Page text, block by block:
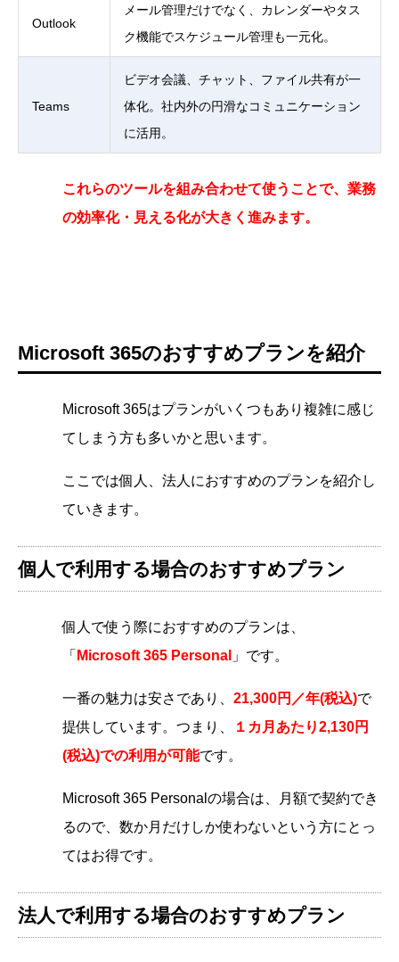
Outlook
メール管理だけでなく、カレンダーやタス
ク機能でスケジュール管理も一元化。
Teams
ビデオ会議、チャット、ファイル共有が一
体化。社内外の円滑なコミュニケーション
に活用。
これらのツールを組み合わせて使うことで、業務
の効率化・見える化が大きく進みます。
Microsoft 365のおすすめプランを紹介
Microsoft 365はプランがいくつもあり複雑に感じ
てしまう方も多いかと思います。
ここでは個人、法人におすすめのプランを紹介し
ていきます。
個人で利用する場合のおすすめプラン
個人で使う際におすすめのプランは、
「 Microsoft 365 Personal 」です。
一番の魅力は安さであり、 21,300円／年(税込)で
提供しています。つまり、
１カ月あたり2,130円
(税込)での利用が可能です。
Microsoft 365 Personalの場合は、
月額で契約でき
るので、数か月だけしか使わないという方にとっ
てはお得です。
法人で利用する場合のおすすめプラン